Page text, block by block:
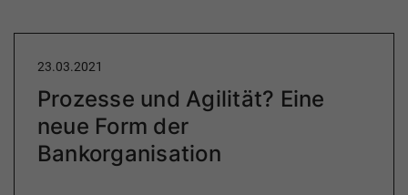
23.03.2021
Prozesse und Agilität? Eine
neue Form der
Bankorganisation